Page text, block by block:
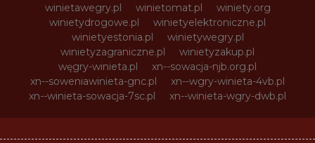
winietawegry.pl
winietomat.pl
winiety.org
winietydrogowe.pl
winietyelektroniczne.pl
winietyestonia.pl
winietywegry.pl
winietyzagraniczne.pl
winietyzakup.pl
węgry-winieta.pl
xn--sowacja-njb.org.pl
xn--soweniawinieta-gnc.pl
xn--wgry-winieta-4vb.pl
xn--winieta-sowacja-7sc.pl
xn--winieta-wgry-dwb.pl